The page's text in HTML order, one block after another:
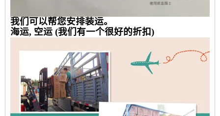
我们可以帮您安排装运。
海运, 空运 (我们有一个很好的折扣)